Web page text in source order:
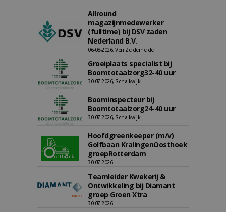
Allround
magazijnmedewerker
(fulltime) bij DSV zaden
Nederland B.V.
06-08-2026, Ven Zelderheide
Groeiplaats specialist bij
Boomtotaalzorg32-40 uur
30-07-2026, Schalkwijk
Boominspecteur bij
Boomtotaalzorg24-40 uur
30-07-2026, Schalkwijk
Hoofdgreenkeeper (m/v)
Golfbaan KralingenOosthoek
groepRotterdam
30-07-2026
Teamleider Kwekerij &
Ontwikkeling bij Diamant
groep Groen Xtra
30-07-2026